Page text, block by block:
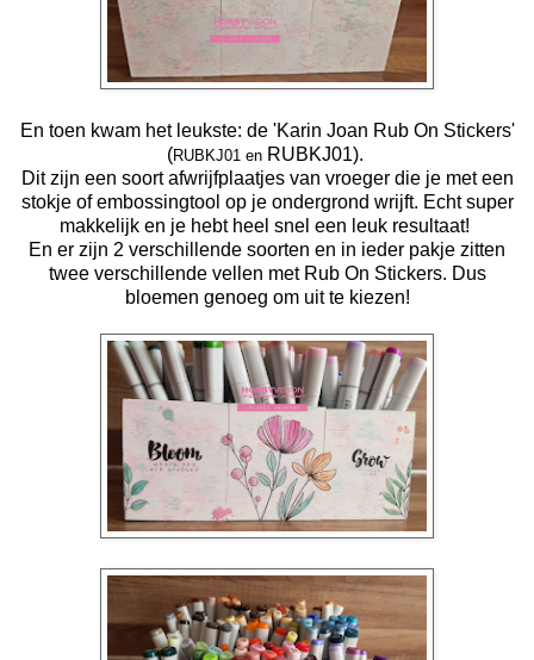
En toen kwam het leukste: de 'Karin Joan Rub On Stickers'
(RUBKJ01 en RUBKJ01).
Dit zijn een soort afwrijfplaatjes van vroeger die je met een
stokje of embossingtool op je ondergrond wrijft. Echt super
makkelijk en je hebt heel snel een leuk resultaat!
En er zijn 2 verschillende soorten en in ieder pakje zitten
twee verschillende vellen met Rub On Stickers. Dus
bloemen genoeg om uit te kiezen!